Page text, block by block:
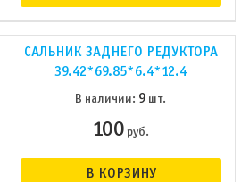
САЛЬНИК ЗАДНЕГО РЕДУКТОРА
39.42*69.85*6.4*12.4
В наличии: 9 шт.
100руб.
В КОРЗИНУ